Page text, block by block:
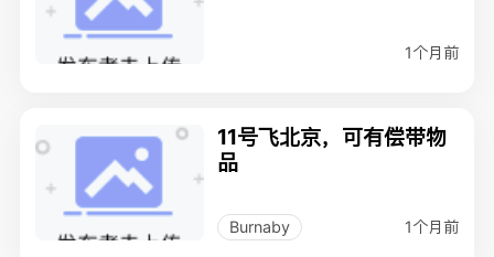
1个月前
11号飞北京，可有偿带物
品
Burnaby 1个月前